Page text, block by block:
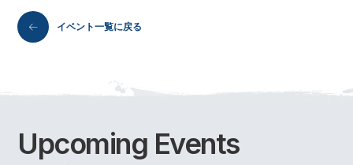
イベント一覧に戻る
Upcoming Events